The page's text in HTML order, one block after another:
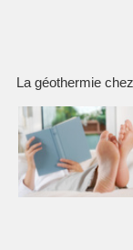
La géothermie